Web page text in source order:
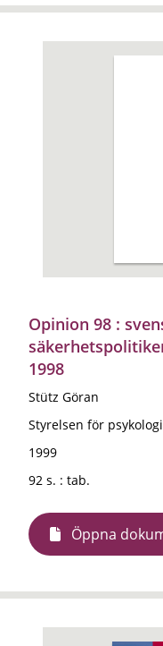
Opinion 98 :
1998
Stütz Göran
Styrelsen för
1999
92 s. : tab.
Öppna